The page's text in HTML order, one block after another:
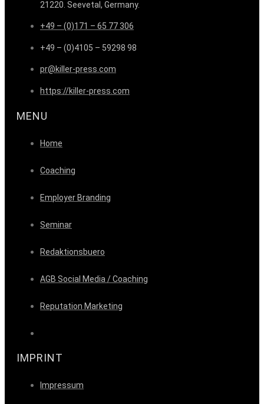
21220. Seevetal, Germany.
+49 – (0)171 – 65 77 306
+49 – (0)4105 – 59298 98
pr@killer-press.com
https://killer-press.com
MENU
Home
Coaching
Employer Branding
Seminar
Redaktionsbuero
AGB Social Media / Coaching
Reputation Marketing
IMPRINT
Impressum